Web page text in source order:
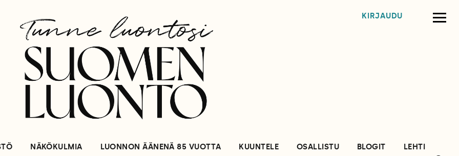
KIRJAUDU
NÄKÖKULMIA LUONNON ÄÄNENÄ 85 VUOTTA KUUNTELE OSALLISTU BLOGIT
LEHTI